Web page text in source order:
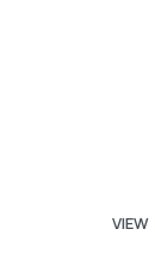
VIEW